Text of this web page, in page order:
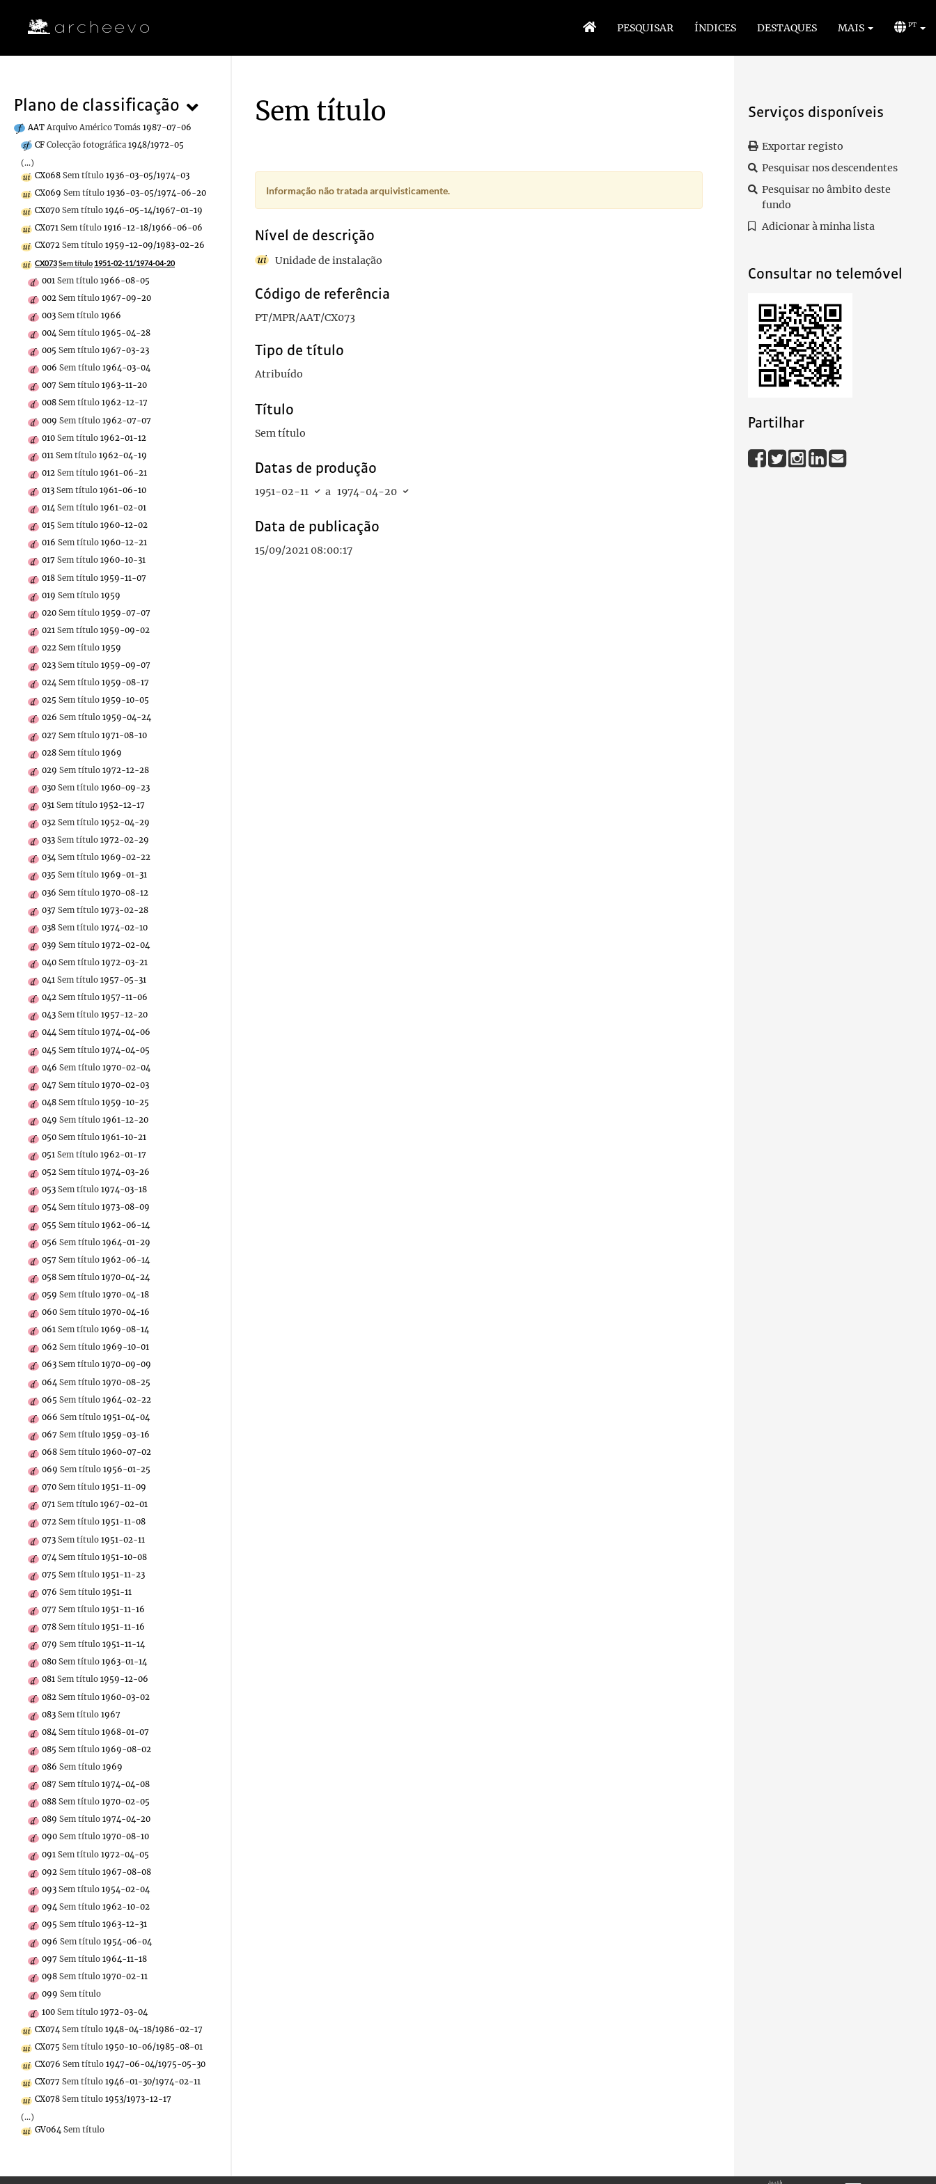
PESQUISAR ÍNDICES DESTAQUES MAIS PT
Plano de classificação
AAT Arquivo Américo Tomás 1987-07-06
CF Colecção fotográfica 1948/1972-05
(...)
CX068 Sem título 1936-03-05/1974-03
CX069 Sem título 1936-03-05/1974-06-20
CX070 Sem título 1946-05-14/1967-01-19
CX071 Sem título 1916-12-18/1966-06-06
CX072 Sem título 1959-12-09/1983-02-26
CX073Sem título 1951-02-11/1974-04-20
001 Sem título 1966-08-05
002 Sem título 1967-09-20
003 Sem título 1966
004 Sem título 1965-04-28
005 Sem título 1967-03-23
006 Sem título 1964-03-04
007 Sem título 1963-11-20
008 Sem título 1962-12-17
009 Sem título 1962-07-07
010 Sem título 1962-01-12
011 Sem título 1962-04-19
012 Sem título 1961-06-21
013 Sem título 1961-06-10
014 Sem título 1961-02-01
015 Sem título 1960-12-02
016 Sem título 1960-12-21
017 Sem título 1960-10-31
018 Sem título 1959-11-07
019 Sem título 1959
020 Sem título 1959-07-07
021 Sem título 1959-09-02
022 Sem título 1959
023 Sem título 1959-09-07
024 Sem título 1959-08-17
025 Sem título 1959-10-05
026 Sem título 1959-04-24
027 Sem título 1971-08-10
028 Sem título 1969
029 Sem título 1972-12-28
030 Sem título 1960-09-23
031 Sem título 1952-12-17
032 Sem título 1952-04-29
033 Sem título 1972-02-29
034 Sem título 1969-02-22
035 Sem título 1969-01-31
036 Sem título 1970-08-12
037 Sem título 1973-02-28
038 Sem título 1974-02-10
039 Sem título 1972-02-04
040 Sem título 1972-03-21
041 Sem título 1957-05-31
042 Sem título 1957-11-06
043 Sem título 1957-12-20
044 Sem título 1974-04-06
045 Sem título 1974-04-05
046 Sem título 1970-02-04
047 Sem título 1970-02-03
048 Sem título 1959-10-25
049 Sem título 1961-12-20
050 Sem título 1961-10-21
051 Sem título 1962-01-17
052 Sem título 1974-03-26
053 Sem título 1974-03-18
054 Sem título 1973-08-09
055 Sem título 1962-06-14
056 Sem título 1964-01-29
057 Sem título 1962-06-14
058 Sem título 1970-04-24
059 Sem título 1970-04-18
060 Sem título 1970-04-16
061 Sem título 1969-08-14
062 Sem título 1969-10-01
063 Sem título 1970-09-09
064 Sem título 1970-08-25
065 Sem título 1964-02-22
066 Sem título 1951-04-04
067 Sem título 1959-03-16
068 Sem título 1960-07-02
069 Sem título 1956-01-25
070 Sem título 1951-11-09
071 Sem título 1967-02-01
072 Sem título 1951-11-08
073 Sem título 1951-02-11
074 Sem título 1951-10-08
075 Sem título 1951-11-23
076 Sem título 1951-11
077 Sem título 1951-11-16
078 Sem título 1951-11-16
079 Sem título 1951-11-14
080 Sem título 1963-01-14
081 Sem título 1959-12-06
082 Sem título 1960-03-02
083 Sem título 1967
084 Sem título 1968-01-07
085 Sem título 1969-08-02
086 Sem título 1969
087 Sem título 1974-04-08
088 Sem título 1970-02-05
089 Sem título 1974-04-20
090 Sem título 1970-08-10
091 Sem título 1972-04-05
092 Sem título 1967-08-08
093 Sem título 1954-02-04
094 Sem título 1962-10-02
095 Sem título 1963-12-31
096 Sem título 1954-06-04
097 Sem título 1964-11-18
098 Sem título 1970-02-11
099 Sem título
100 Sem título 1972-03-04
CX074 Sem título 1948-04-18/1986-02-17
CX075 Sem título 1950-10-06/1985-08-01
CX076 Sem título 1947-06-04/1975-05-30
CX077 Sem título 1946-01-30/1974-02-11
CX078 Sem título 1953/1973-12-17
(...)
GV064 Sem título
Serviços disponíveis
Exportar registo
Pesquisar nos descendentes
Pesquisar no âmbito deste
fundo
Adicionar à minha lista
Consultar no telemóvel
Partilhar
Sem título
Informação não tratada arquivisticamente.
Nível de descrição
Unidade de instalação
Código de referência
PT/MPR/AAT/CX073
Tipo de título
Atribuído
Título
Sem título
Datas de produção
1951-02-11 a 1974-04-20
Data de publicação
15/09/2021 08:00:17